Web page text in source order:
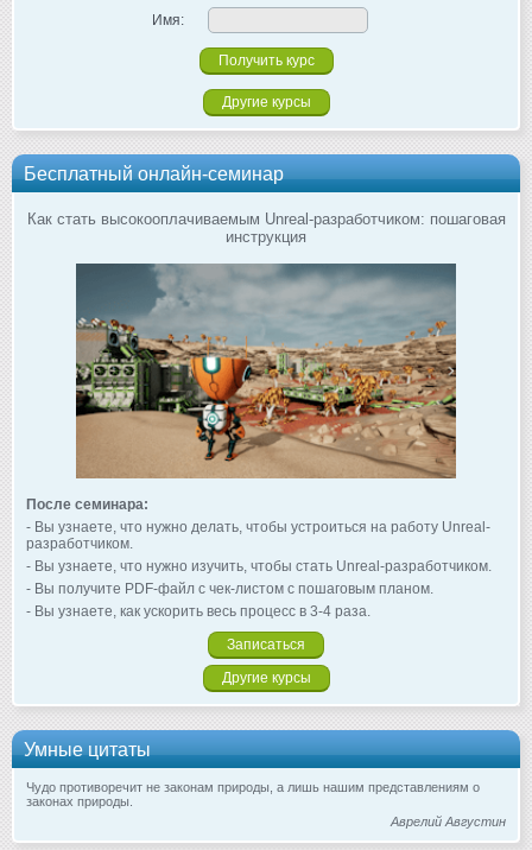
Имя:
Другие курсы
Бесплатный онлайн-семинар
Как стать высокооплачиваемым Unreal-разработчиком: пошаговая
инструкция
После семинара:
- Вы узнаете, что нужно делать, чтобы устроиться на работу Unreal-
разработчиком.
- Вы узнаете, что нужно изучить, чтобы стать Unreal-разработчиком.
- Вы получите PDF-файл с чек-листом с пошаговым планом.
- Вы узнаете, как ускорить весь процесс в 3-4 раза.
Записаться
Другие курсы
Умные цитаты
Чудо противоречит не законам природы, а лишь нашим представлениям о
законах природы.
Аврелий Августин